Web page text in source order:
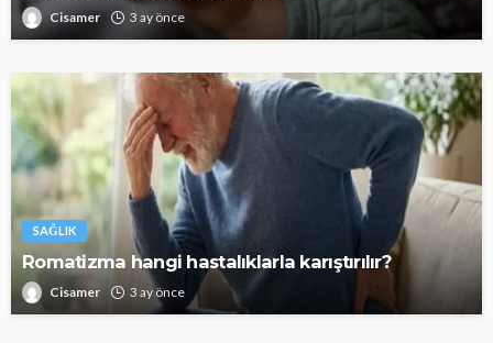
Cisamer 3 ay önce
SAĞLIK
Romatizma hangi hastalıklarla karıştırılır?
Cisamer 3 ay önce